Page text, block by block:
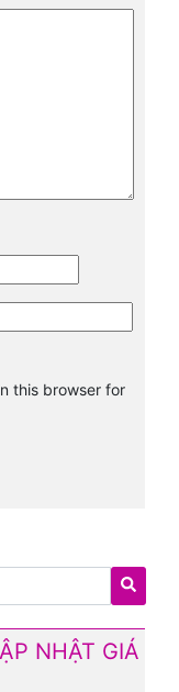
this browser for
NHẬT GIÁ